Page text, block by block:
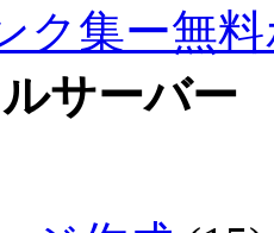
ク集ー無
サーバー